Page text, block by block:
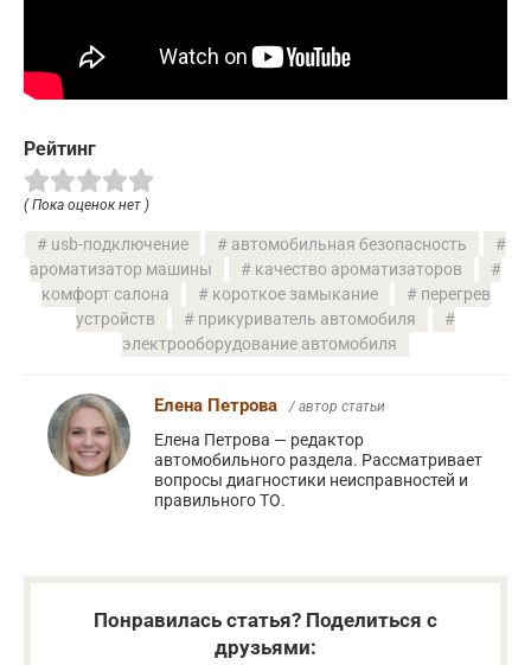
Рейтинг
( Пока оценок нет )
usb-подключение
автомобильная безопасность
ароматизатор машины
качество ароматизаторов
комфорт салона
короткое замыкание
перегрев
устройств
прикуриватель автомобиля
электрооборудование автомобиля
Елена Петрова / автор статьи
Елена Петрова — редактор
автомобильного раздела. Рассматривает
вопросы диагностики неисправностей и
правильного ТО.
Понравилась статья? Поделиться с
друзьями: